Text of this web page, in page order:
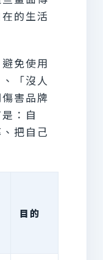
的生活
免使用
「沒人
害品牌
：自
把自己
目的